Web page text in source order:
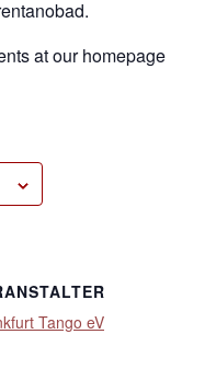
at our homepage
Tango eV